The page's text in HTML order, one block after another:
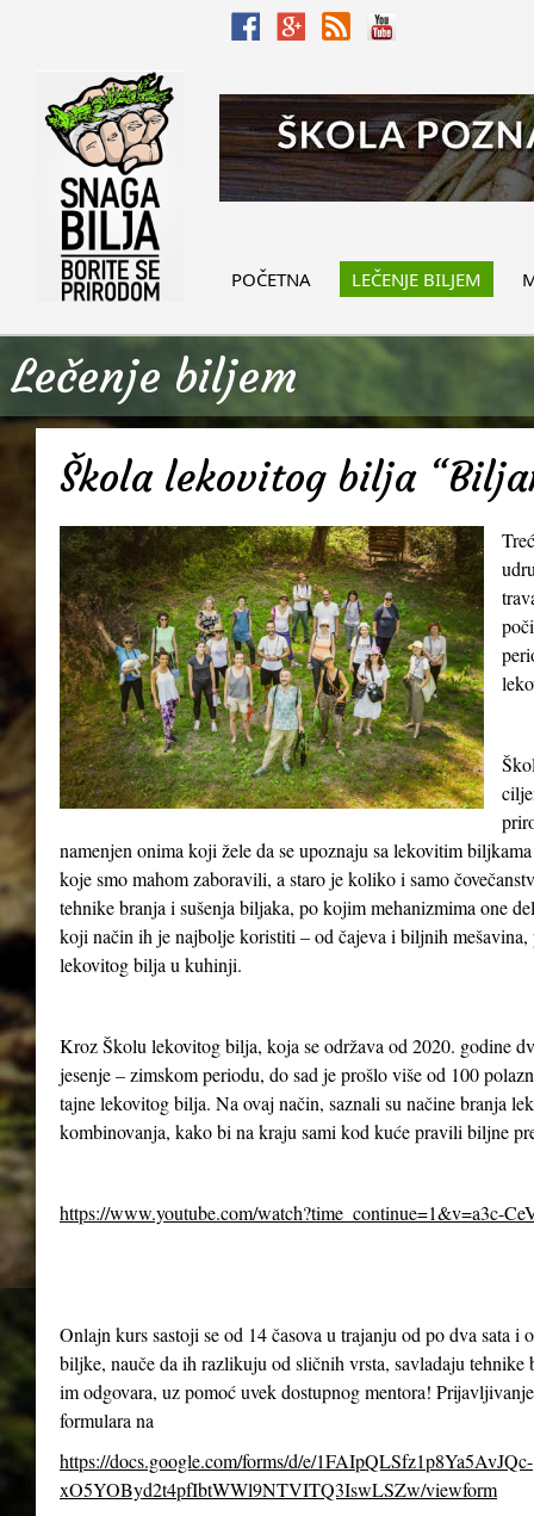
POČETNA LEČENJE BILJEM
Lečenje biljem
Škola lekovitog bilja
namenjen onima koji žele da se upoznaju sa lekovitim
koje smo mahom zaboravili, a staro je koliko i samo
tehnike branja i sušenja biljaka, po kojim mehanizmima one
koji način ih je najbolje koristiti – od čajeva i biljnih mešavina,
lekovitog bilja u kuhinji.
Kroz Školu lekovitog bilja, koja se održava od 2020. godine
jesenje – zimskom periodu, do sad je prošlo više od 100
tajne lekovitog bilja. Na ovaj način, saznali su načine branja
kombinovanja, kako bi na kraju sami kod kuće pravili biljne
https://www.youtube.com/watch?time_continue=1&v=a3c-
Onlajn kurs sastoji se od 14 časova u trajanju od po dva sata
biljke, nauče da ih razlikuju od sličnih vrsta, savladaju
im odgovara, uz pomoć uvek dostupnog mentora!
formulara na
https://docs.google.com/forms/d/e/1FAIpQLSfz1p8Ya5AvJQc-
xO5YOByd2t4pfIbtWWl9NTVITQ3IswLSZw/viewform